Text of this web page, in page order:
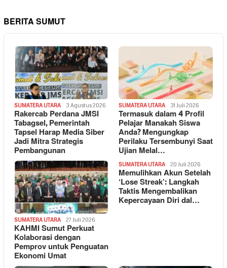
BERITA SUMUT
SUMATERA UTARA 3 Agustus 2026
Rakercab Perdana JMSI
Tabagsel, Pemerintah
Tapsel Harap Media Siber
Jadi Mitra Strategis
Pembangunan
SUMATERA UTARA 31 Juli 2026
Termasuk dalam 4 Profil
Pelajar Manakah Siswa
Anda? Mengungkap
Perilaku Tersembunyi Saat
Ujian Melal…
SUMATERA UTARA 27 Juli 2026
KAHMI Sumut Perkuat
Kolaborasi dengan
Pemprov untuk Penguatan
Ekonomi Umat
SUMATERA UTARA 20 Juli 2026
Memulihkan Akun Setelah
‘Lose Streak’: Langkah
Taktis Mengembalikan
Kepercayaan Diri dal…